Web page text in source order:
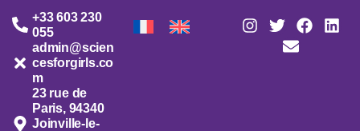
+33 603 230
055
admin@scien
cesforgirls.co
m
23 rue de
Paris, 94340
Joinville-le-